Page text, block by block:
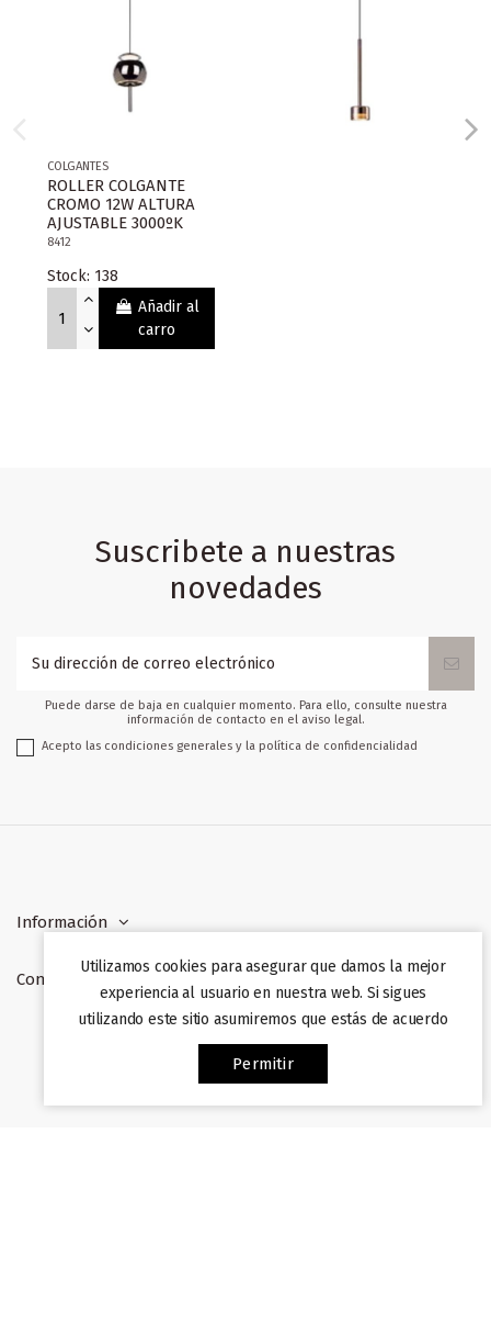
COLGANTES
ROLLER COLGANTE
CROMO 12W ALTURA
AJUSTABLE 3000ºK
8412
Stock: 138
Añadir al
carro
Suscribete a nuestras
novedades
Puede darse de baja en cualquier momento. Para ello, consulte nuestra
información de contacto en el aviso legal.
Acepto las condiciones generales y la política de confidencialidad
Información
Contacto
Utilizamos cookies para asegurar que damos la mejor
experiencia al usuario en nuestra web. Si sigues
utilizando este sitio asumiremos que estás de acuerdo
Permitir
Afiliazon. Prohibida su copia. 2022